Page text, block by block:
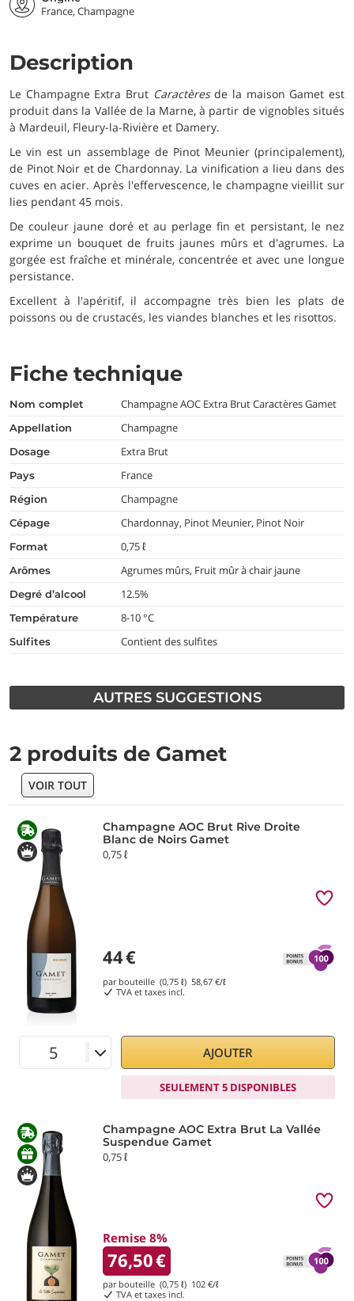
France, Champagne
Description
Le Champagne Extra Brut Caractèresde la maison Gamet est
produit dans la Vallée de la Marne, à partir de vignobles situés
à Mardeuil, Fleury-la-Rivière et Damery.
Le vin est un assemblage de Pinot Meunier (principalement),
de Pinot Noir et de Chardonnay. La vinification a lieu dans des
cuves en acier. Après l'effervescence, le champagne vieillit sur
lies pendant 45 mois.
De couleur jaune doré et au perlage fin et persistant, le nez
exprime un bouquet de fruits jaunes mûrs et d'agrumes. La
gorgée est fraîche et minérale, concentrée et avec une longue
persistance.
Excellent à l'apéritif, il accompagne très bien les plats de
poissons ou de crustacés, les viandes blanches et les risottos.
Fiche technique
nom complet Champagne AOC Extra Brut Caractères Gamet
appellation Champagne
dosage Extra Brut
pays France
région Champagne
cépage Chardonnay, Pinot Meunier, Pinot Noir
format 0,75 ℓ
arômes Agrumes mûrs, Fruit mûr à chair jaune
degré d’alcool 12.5%
température 8-10 °C
Sulfites Contient des sulfites
AUTRES SUGGESTIONS
2 produits de Gamet
VOIR TOUT
Champagne AOC Brut Rive Droite
Blanc de Noirs Gamet
0,75 ℓ
44€
par bouteille (0,75 ℓ) 58,67 €/ℓ
TVA et taxes incl.
AJOUTER
SEULEMENT 5 DISPONIBLES
Champagne AOC Extra Brut La Vallée
Suspendue Gamet
0,75 ℓ
Remise 8%
76,50€
par bouteille (0,75 ℓ) 102 €/ℓ
TVA et taxes incl.